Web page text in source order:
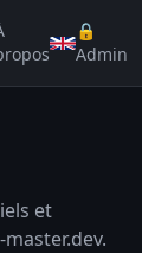
🔒
Admin
et